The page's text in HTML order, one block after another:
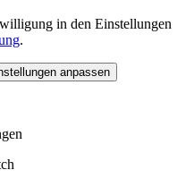
in den Einstellungen
.
anpassen